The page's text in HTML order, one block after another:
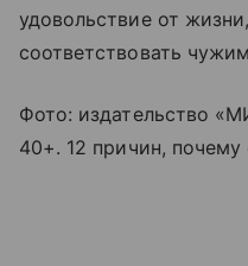
удовольствие от
соответствовать
Фото: издательство
40+. 12 причин, почему